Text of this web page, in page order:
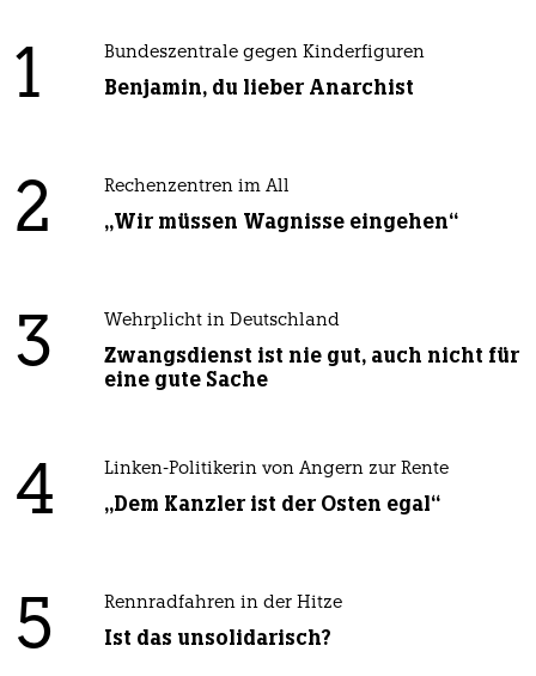
1 Bundeszentrale gegen Kinderfiguren
Benjamin, du lieber Anarchist
2 Rechenzentren im All
„Wir müssen Wagnisse eingehen“
3 Wehrplicht in Deutschland
Zwangsdienst ist nie gut, auch nicht für
eine gute Sache
4 Linken-Politikerin von Angern zur Rente
„Dem Kanzler ist der Osten egal“
5 Rennradfahren in der Hitze
Ist das unsolidarisch?